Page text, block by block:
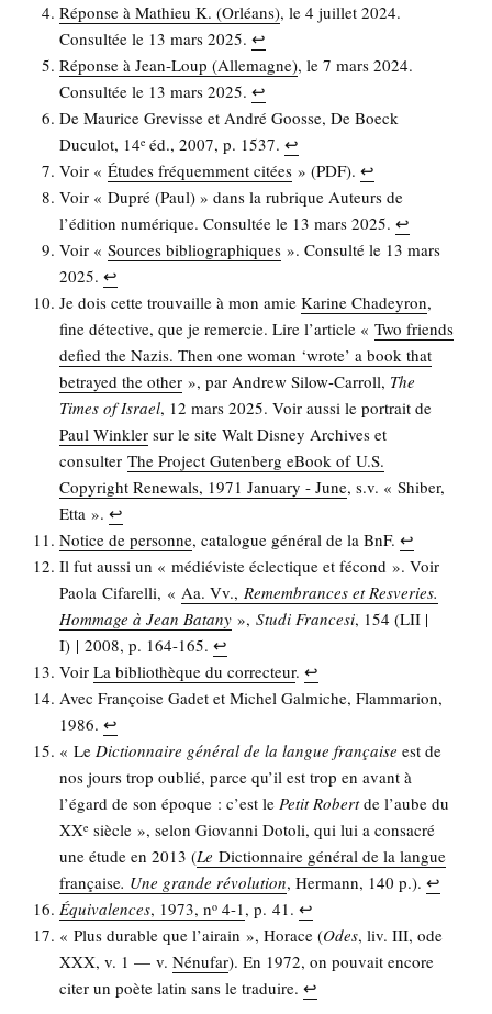
Réponse à Mathieu K. (Orléans), le 4 juillet 2024.
Consul­tée le 13 mars 2025.↩︎
Réponse à Jean-Loup (Alle­magne), le 7 mars 2024.
Consul­tée le 13 mars 2025.↩︎
De Mau­rice Gre­visse et André Goosse, De Boeck
Ducu­lot, 14e éd., 2007, p. 1537.↩︎
Voir «Études fré­quem­ment citées » (PDF).↩︎
Voir « Dupré (Paul) » dans la rubrique Auteurs de
l’é­di­tion numé­rique. Consul­tée le 13 mars 2025.↩︎
Voir «Sources biblio­gra­phiques ». Consul­té le 13 mars
2025.↩︎
Je dois cette trou­vaille à mon amieKarine Cha­dey­ron,
fine détec­tive, que je remer­cie. Lire l’ar­ticle «Two friends
defied the Nazis. Then one woman ‘wrote’ a book that
betrayed the other », par Andrew Silow-Car­roll, The
Times of Israel, 12 mars 2025. Voir aus­si le por­trait de
Paul Wink­ler sur le site Walt Dis­ney Archives et
consul­terThe Pro­ject Guten­berg eBook of U.S.
Copy­right Rene­wals, 1971 Janua­ry - June, s.v. « Shi­ber,
Etta ».↩︎
Notice de per­sonne, cata­logue géné­ral de la BnF.↩︎
Il fut aus­si un « médié­viste éclec­tique et fécond ». Voir
Pao­la Cifa­rel­li, «Aa. Vv.,Remem­brances et Resve­ries.
Hom­mage à Jean Bata­ny »,Stu­di Fran­ce­si, 154 (LII |
I) | 2008, p. 164-165.↩︎
VoirLa biblio­thèque du cor­rec­teur.↩︎
Avec Fran­çoise Gadet et Michel Gal­miche, Flam­ma­rion,
1986.↩︎
« LeDic­tion­naire géné­ral de la langue fran­çaise est de
nos jours trop oublié, parce qu’il est trop en avant à
l’égard de son époque : c’est lePetit Robertde l’aube du
XXe siècle », selon Gio­van­ni Doto­li, qui lui a consa­cré
une étude en 2013 (LeDic­tion­naire géné­ral de la langue
fran­çaise. Une grande révo­lu­tion, Her­mann, 140 p.).↩︎
Équi­va­lences, 1973, no 4-1, p. 41.↩︎
« Plus durable que l’ai­rain », Horace (Odes, liv. III, ode
XXX, v. 1 — v.Nénu­far). En 1972, on pou­vait encore
citer un poète latin sans le tra­duire.↩︎